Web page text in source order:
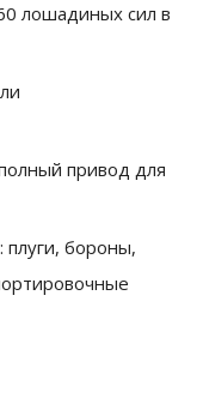
лошадиных сил в
привод для
плуги, бороны,